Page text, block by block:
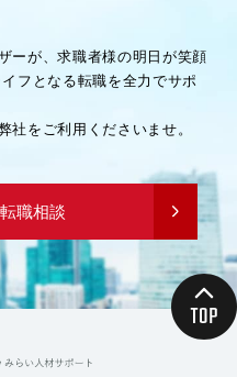
ーが、求職者様の明日が笑顔
フとなる転職を全力でサポ
社をご利用くださいませ。
職相談